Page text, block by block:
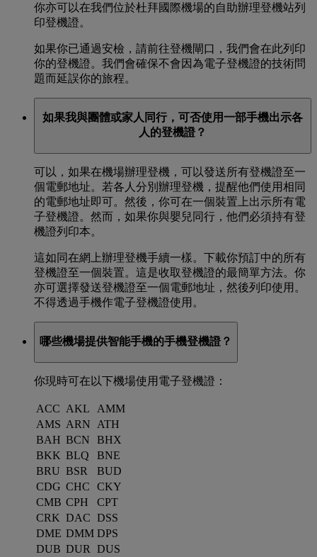
你亦可以在我們位於杜拜國際機場的自助辦理登機站列
印登機證。
如果你已通過安檢，請前往登機閘口，我們會在此列印
你的登機證。我們會確保不會因為電子登機證的技術問
題而延誤你的旅程。
如果我與團體或家人同行，可否使用一部手機出示各
人的登機證？
可以，如果在機場辦理登機，可以發送所有登機證至一
個電郵地址。若各人分別辦理登機，提醒他們使用相同
的電郵地址即可。然後，你可在一個裝置上出示所有電
子登機證。然而，如果你與嬰兒同行，他們必須持有登
機證列印本。
這如同在網上辦理登機手續一樣。下載你預訂中的所有
登機證至一個裝置。這是收取登機證的最簡單方法。你
亦可選擇發送登機證至一個電郵地址，然後列印使用。
不得透過手機作電子登機證使用。
哪些機場提供智能手機的手機登機證？
你現時可在以下機場使用電子登機證：
ACC AKL
AMM
AMS ARN
ATH
BAH BCN
BHX
BKK BLQ
BNE
BRU BSR
BUD
CDG CHC
CKY
CMB CPH
CPT
CRK DAC DSS
DME DMM DPS
DUB DUR
DUS